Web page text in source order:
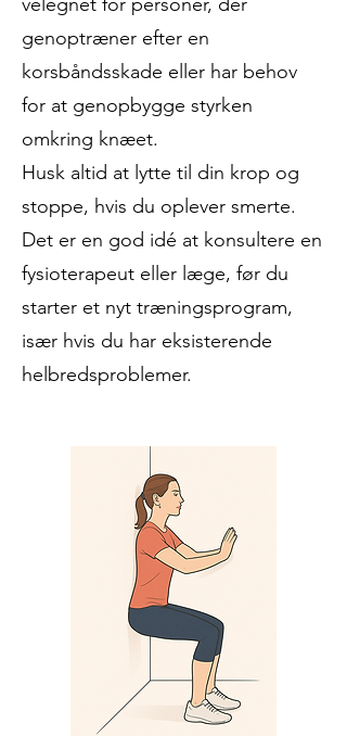
genoptræner efter en
korsbåndsskade eller har behov
for at genopbygge styrken
omkring knæet.
Husk altid at lytte til din krop og
stoppe, hvis du oplever smerte.
Det er en god idé at konsultere en
fysioterapeut eller læge, før du
starter et nyt træningsprogram,
især hvis du har eksisterende
helbredsproblemer.